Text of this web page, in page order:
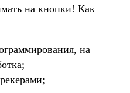
на кнопки! Как
на